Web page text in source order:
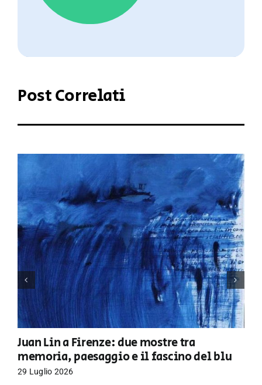
Post Correlati
Juan Lin a Firenze: due mostre tra
memoria, paesaggio e il fascino del blu
29 Luglio 2026